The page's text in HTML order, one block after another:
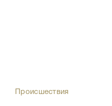
Происшествия